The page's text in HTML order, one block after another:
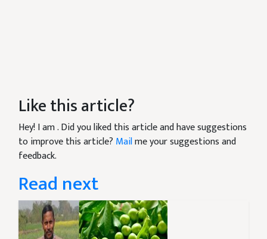
Like this article?
Hey! I am. Did you liked this article and have suggestions
to improve this article? Mailme your suggestions and
feedback.
Read next